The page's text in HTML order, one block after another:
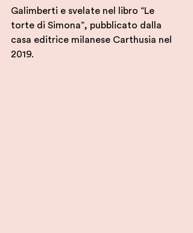
Galimberti e svelate nel libro “Le
torte di Simona”, pubblicato dalla
casa editrice milanese Carthusia nel
2019.